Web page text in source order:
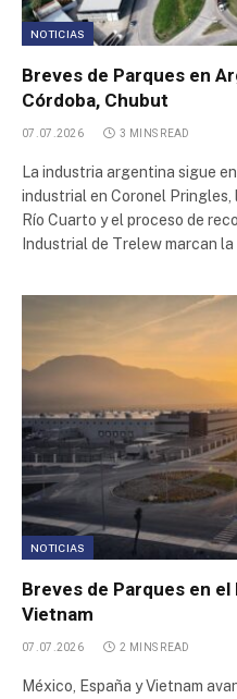
NOTICIAS
Breves de Parques en
Córdoba, Chubut
07.07.2026 3 MINS READ
La industria argentina sigue
industrial en Coronel
Río Cuarto y el proceso de
Industrial de Trelew marcan
NOTICIAS
Breves de Parques en
Vietnam
07.07.2026 2 MINS READ
México, España y Vietnam